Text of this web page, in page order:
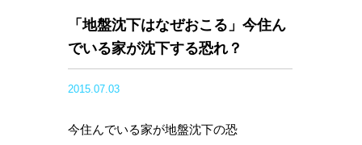
「地盤沈下はなぜおこる」今住ん
でいる家が沈下する恐れ？
2015.07.03
今住んでいる家が地盤沈下の恐